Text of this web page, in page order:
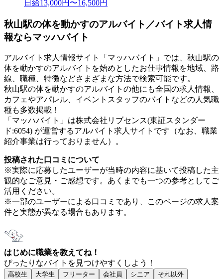
日給13,000円〜16,500円
秋山駅の体を動かすのアルバイト／バイト求人情
報ならマッハバイト
アルバイト求人情報サイト「マッハバイト」では、秋山駅の
体を動かすのアルバイトを始めとしたお仕事情報を地域、路
線、職種、特徴などさまざまな方法で検索可能です。
秋山駅の体を動かすのアルバイトの他にも全国の求人情報、
カフェやアパレル、イベントスタッフのバイトなどの人気職
種も多数掲載！
「マッハバイト」は株式会社リブセンス(東証スタンダー
ド:6054) が運営するアルバイト求人サイトです（なお、職業
紹介事業は行っておりません）。
投稿された口コミについて
※実際に応募したユーザーが当時の内容に基いて投稿した主
観的なご意見・ご感想です。あくまでも一つの参考としてご
活用ください。
※一部のユーザーによる口コミであり、このページの求人案
件と実態が異なる場合もあります。
はじめに職業を教えてね！
ぴったりなバイトを見つけやすくしよう！
高校生 大学生 フリーター 会社員 シニア
それ以外